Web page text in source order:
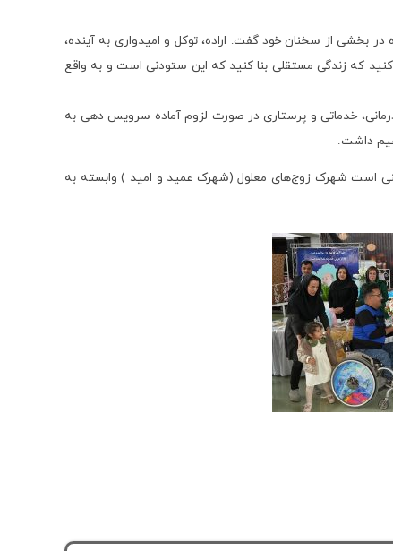
بخشی از سخنان خود گفت: اراده، توکل و امیدواری به آینده،
که زندگی مستقلی بنا کنید که این ستودنی است و به واقع
خدماتی و پرستاری در صورت لزوم آماده سرویس دهی به
داشت.
است شهرک زوج‌های معلول (شهرک عمید و امید ) وابسته به